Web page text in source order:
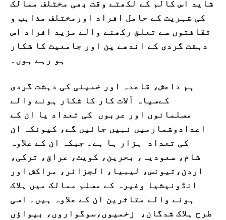
شاید اس کالم کے لکھتے وقت بھی مختلف ممالک
کی شہریت کے حامل افراد اورمختلف مذاہب و
ثقافتوں سے تعلق رکھنے والے مزید افراد اس
دہشت گردی کے اندھے پن اور جامعیت کا شکار
ہو رہے ہوں۔
ہم داعش، قاعدہ اور خمینی کی دہشت گردی
کےسیاہ آلات کار کا شکار ہونے والے
مسلمانوں اور عربوں کی تعداد یا ان کے
اعدادوشمارمیں نہیں جائیں گے، کیونکہ ان
کی تعداد ہزار ہا ہے۔ جبکہ ان کے علاوہ
شام، سعودیہ، بحرین، کویت، عراق، ترکی،
اردن،تیونس، لیبیا، الجزائر، مراکش اور
انڈونیشیا وغیرہ کے مسلم ممالک میں ہلاک
ہونے والے متاثرین ان کے علاوہ ہیں۔ اسی
طرح ہلاک شدگان، زخمیوں،سوگواروں، بیواؤں